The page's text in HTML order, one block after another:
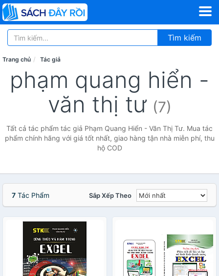
Tìm kiếm
Trang chủ Tác giả
phạm quang hiển -
văn thị tư (7)
Tất cả tác phẩm tác giả Phạm Quang Hiển - Văn Thị Tư. Mua tác
phẩm chính hãng với giá tốt nhất, giao hàng tận nhà miễn phí, thu
hộ COD
7 Tác Phẩm Sắp Xếp Theo